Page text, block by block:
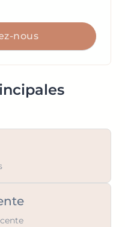
for
nous